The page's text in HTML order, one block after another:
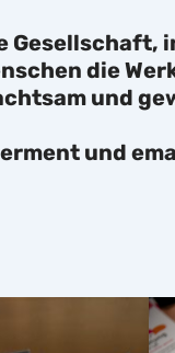
die
und
und